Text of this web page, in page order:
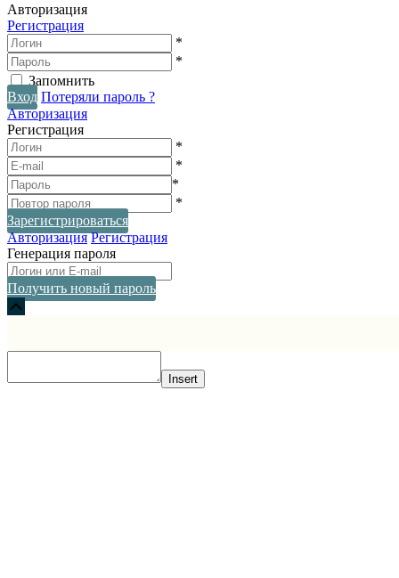
Авторизация
Регистрация
*
*
Запомнить
Вход Потеряли пароль ?
Авторизация
Регистрация
*
*
*
*
Зарегистрироваться
Авторизация Регистрация
Генерация пароля
Получить новый пароль
Прокрутка
Insert